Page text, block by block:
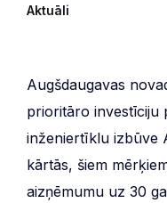
Aktuāli
Augšdaugavas
prioritāro investīciju
inženiertīklu izbūve
kārtās, šiem
aizņēmumu uz 30